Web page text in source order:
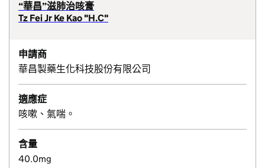
“華昌”滋肺治咳膏
Tz Fei Jr Ke Kao "H.C"
申請商
華昌製藥生化科技股份有限公司
適應症
咳嗽、氣喘。
含量
40.0mg